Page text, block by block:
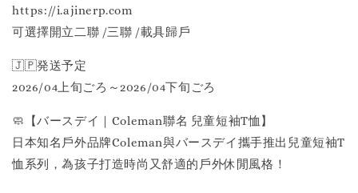
https://i.ajinerp.com
可選擇開立二聯 /三聯 /載具歸戶
🇯🇵発送予定
2026/04上旬ごろ～2026/04下旬ごろ
🧼【バースデイ｜Coleman聯名 兒童短袖T恤】
日本知名戶外品牌Coleman與バースデイ攜手推出兒童短袖T
恤系列，為孩子打造時尚又舒適的戶外休閒風格！